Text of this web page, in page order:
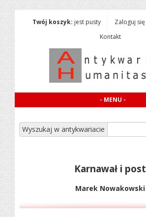
Twój koszyk: jest pusty Zaloguj się
Kontakt
- MENU -
Wyszukaj w antykwariacie
Karnawał i post
Marek Nowakowski